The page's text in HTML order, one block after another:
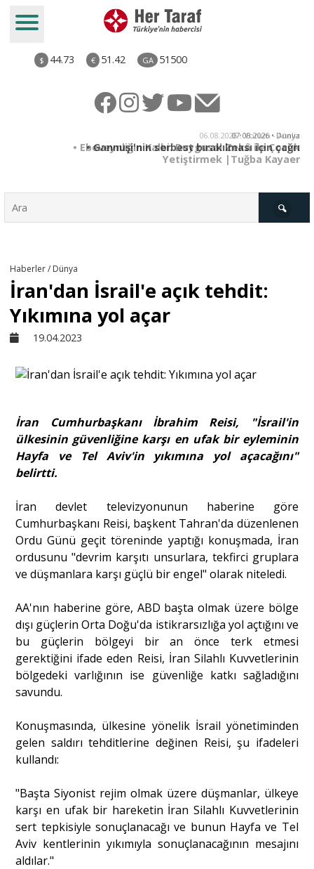
$ 44.73 € 51.42 GA 51500
07.08.2026 • Dünya
• Gannuşi'nin serbest bırakılması için çağrı
06.08.2026 • Yorum - Analiz
• Ebeveynliğin Kalbi: Duygusal Zekâ ile Çocuk
Yetiştirmek |Tuğba Kayaer
Derkenar
Ekonomi
Yorum - Analiz
Söyleşi
Yazı Dizisi
Portre
Eğitim
Dosya Haber
Haberler / Dünya
İran'dan İsrail'e açık tehdit:
Yıkımına yol açar
19.04.2023
İran Cumhurbaşkanı İbrahim Reisi, "İsrail'in
ülkesinin güvenliğine karşı en ufak bir eyleminin
Hayfa ve Tel Aviv'in yıkımına yol açacağını"
belirtti.
İran devlet televizyonunun haberine göre
Cumhurbaşkanı Reisi, başkent Tahran'da düzenlenen
Ordu Günü geçit töreninde yaptığı konuşmada, İran
ordusunu "devrim karşıtı unsurlara, tekfirci gruplara
ve düşmanlara karşı güçlü bir engel" olarak niteledi.
AA'nın haberine göre, ABD başta olmak üzere bölge
dışı güçlerin Orta Doğu'da istikrarsızlığa yol açtığını ve
bu güçlerin bölgeyi bir an önce terk etmesi
gerektiğini ifade eden Reisi, İran Silahlı Kuvvetlerinin
bölgedeki varlığının ise güvenliğe katkı sağladığını
savundu.
Konuşmasında, ülkesine yönelik İsrail yönetiminden
gelen saldırı tehditlerine değinen Reisi, şu ifadeleri
kullandı:
"Başta Siyonist rejim olmak üzere düşmanlar, ülkeye
karşı en ufak bir hareketin İran Silahlı Kuvvetlerinin
sert tepkisiyle sonuçlanacağı ve bunun Hayfa ve Tel
Aviv kentlerinin yıkımıyla sonuçlanacağının mesajını
aldılar."